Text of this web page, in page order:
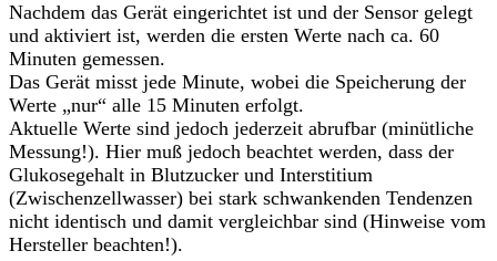
Nachdem das Gerät eingerichtet ist und der Sensor gelegt
und aktiviert ist, werden die ersten Werte nach ca. 60
Minuten gemessen.
Das Gerät misst jede Minute, wobei die Speicherung der
Werte „nur“ alle 15 Minuten erfolgt.
Aktuelle Werte sind jedoch jederzeit abrufbar (minütliche
Messung!). Hier muß jedoch beachtet werden, dass der
Glukosegehalt in Blutzucker und Interstitium
(Zwischenzellwasser) bei stark schwankenden Tendenzen
nicht identisch und damit vergleichbar sind (Hinweise vom
Hersteller beachten!).